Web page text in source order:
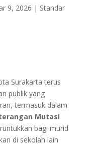
9, 2026 | Standar
Surakarta terus
publik yang
termasuk dalam
Mutasi
bagi murid
di sekolah lain